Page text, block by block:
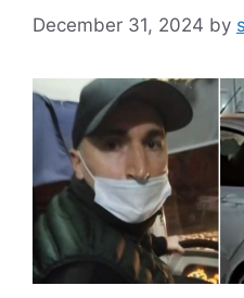
December 31, 2024 by